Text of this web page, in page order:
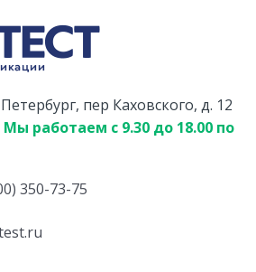
пер Каховского, д. 12
Мы работаем с 9.30 до 18.00 по
350-73-75